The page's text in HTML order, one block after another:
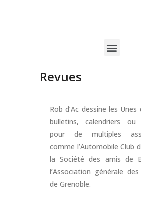
Revues
Rob d’Ac dessine les Unes
bulletins, calendriers ou
pour de multiples
comme l’Automobile Club
la Société des amis de
l’Association générale
de Grenoble.